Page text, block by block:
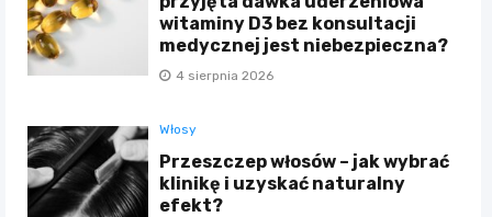
witaminy D3 bez konsultacji
medycznej jest niebezpieczna?
4 sierpnia 2026
Włosy
Przeszczep włosów – jak wybrać
klinikę i uzyskać naturalny
efekt?